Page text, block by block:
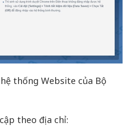
thống Website của Bộ
theo địa chỉ: